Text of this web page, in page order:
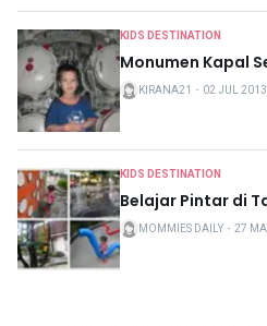
KIDS DESTINATION
Monumen Kapal
KIRANA21 ・ 02 JUL 2013
KIDS DESTINATION
Belajar Pintar di
MOMMIES DAILY ・ 27